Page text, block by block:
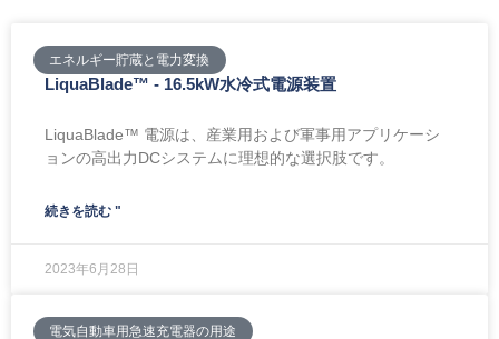
エネルギー貯蔵と電力変換
LiquaBlade™ - 16.5kW水冷式電源装置
LiquaBlade™ 電源は、産業用および軍事用アプリケーシ
ョンの高出力DCシステムに理想的な選択肢です。
続きを読む "
2023年6月28日
電気自動車用急速充電器の用途